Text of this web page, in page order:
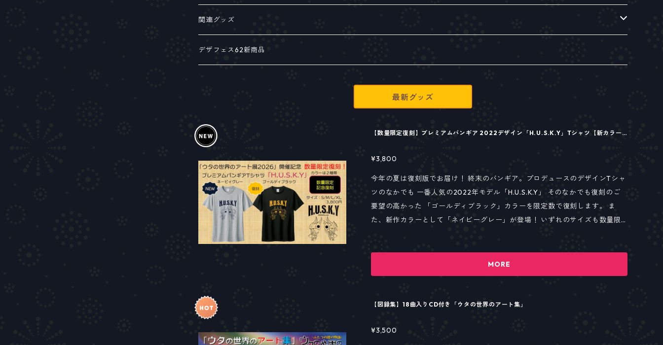
ミニアルバム
フルアルバム
絵本
関連書籍
関連グッズ
各種パンフレット
Tシャツ
セブンズバー コラボ
保護猫・保護犬チャリティーグッズ
ラジオ番組公式グッズ
デザフェス62新商品
最新グッズ
【数量限定復刻】プレミアムバンギア 2022デザイン「H.U.S.K.Y」Tシャツ【新カラー
¥3,800
今年の夏は復刻版でお届け！ 終末のバンギア。プロデュースのデザインTシャ
ツのなかでも 一番人気の2022年モデル「H.U.S.K.Y」 そのなかでも復刻のご
要望の高かった 「ゴールディブラック」カラーを限定数で復刻します。 ま
た、新作カラーとして「ネイビーグレー」が登場！ いずれのサイズも数量限
MORE
【図録集】18曲入りCD付き「ウタの世界のアート集」
¥3,500